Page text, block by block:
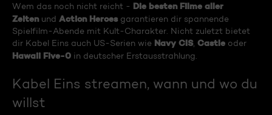
Wem das noch nicht reicht - Die besten Filme aller
Zeitenund Action Heroesgarantieren dir spannende
Spielfilm-Abende mit Kult-Charakter. Nicht zuletzt bietet
dir Kabel Eins auch US-Serien wie Navy CIS, Castle oder
Hawaii Five-0 in deutscher Erstausstrahlung.
Kabel Eins streamen, wann und wo du
willst